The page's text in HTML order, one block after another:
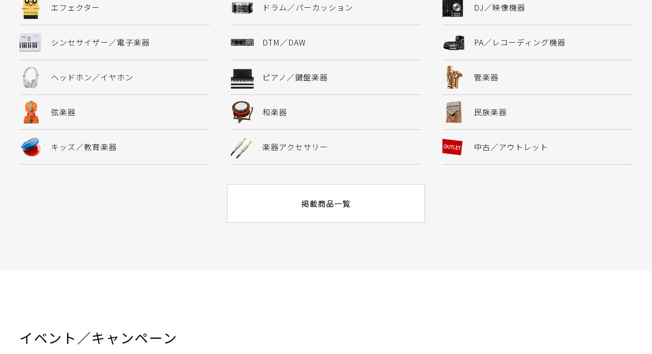
エフェクター ドラム／パーカッション DJ／映像機器
シンセサイザー／電子楽器 DTM／DAW PA／レコーディング機器
ヘッドホン／イヤホン ピアノ／鍵盤楽器 管楽器
弦楽器 和楽器 民族楽器
キッズ／教育楽器 楽器アクセサリー 中古／アウトレット
掲載商品一覧
イベント／キャンペーン